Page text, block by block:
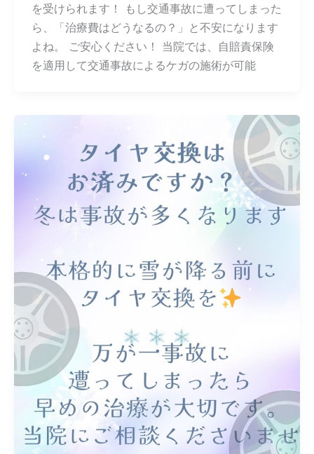
を受けられます！ もし交通事故に遭ってしまった
ら、「治療費はどうなるの？」と不安になります
よね。 ご安心ください！ 当院では、自賠責保険
を適用して交通事故によるケガの施術が可能